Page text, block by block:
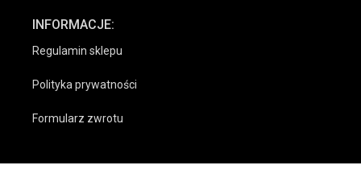
INFORMACJE:
Regulamin sklepu
Polityka prywatności
Formularz zwrotu